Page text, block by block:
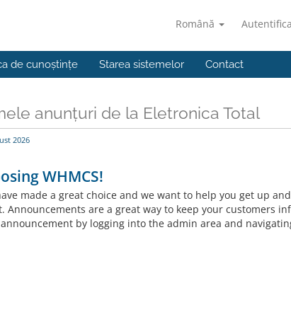
Română
de cunoștințe Starea sistemelor Contact
anunțuri de la Eletronica Total
2026
WHMCS!
made a great choice and we want to help you get up
Announcements are a great way to keep your customers
by logging into the admin area and